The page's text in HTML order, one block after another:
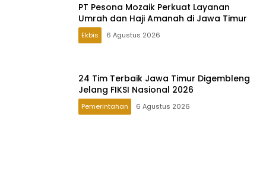
PT Pesona Mozaik Perkuat Layanan
Umrah dan Haji Amanah di Jawa Timur
Ekbis 6 Agustus 2026
24 Tim Terbaik Jawa Timur Digembleng
Jelang FIKSI Nasional 2026
Pemerintahan 6 Agustus 2026